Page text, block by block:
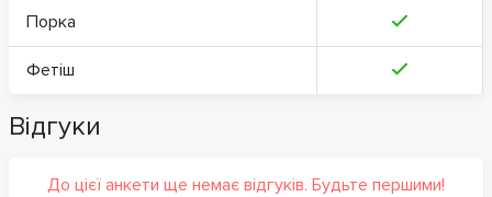
Порка
Фетіш
Відгуки
До цієї анкети ще немає відгуків. Будьте першими!